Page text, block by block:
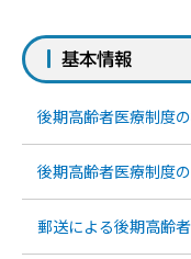
基本情報
後期高齢者医療制度の
後期高齢者医療制度の
郵送による後期高齢